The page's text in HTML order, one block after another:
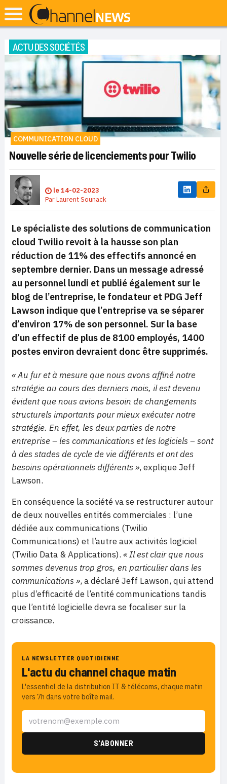
ACTU DES SOCIÉTÉS
COMMUNICATION CLOUD
Nouvelle série de licenciements pour Twilio
le14-02-2023
ParLaurent Sounack
Le spécialiste des solutions de communication
cloud Twilio revoit à la hausse son plan
réduction de 11% des effectifs annoncé en
septembre dernier. Dans un message adressé
au personnel lundi et publié également sur le
blog de l’entreprise, le fondateur et PDG Jeff
Lawson indique que l’entreprise va se séparer
d’environ 17% de son personnel. Sur la base
d’un effectif de plus de 8100 employés, 1400
postes environ devraient donc être supprimés.
« Au fur et à mesure que nous avons affiné notre
stratégie au cours des derniers mois, il est devenu
évident que nous avions besoin de changements
structurels importants pour mieux exécuter notre
stratégie. En effet, les deux parties de notre
entreprise – les communications et les logiciels – sont
à des stades de cycle de vie différents et ont des
besoins opérationnels différents », explique Jeff
Lawson.
En conséquence la société va se restructurer autour
de deux nouvelles entités commerciales : l’une
dédiée aux communications (Twilio
Communications) et l’autre aux activités logiciel
(Twilio Data & Applications). « Il est clair que nous
sommes devenus trop gros, en particulier dans les
communications », a déclaré Jeff Lawson, qui attend
plus d’efficacité de l’entité communications tandis
que l’entité logicielle devra se focaliser sur la
croissance.
LA NEWSLETTER QUOTIDIENNE
L'actu du channel chaque matin
L'essentiel de la distribution IT & télécoms, chaque matin
vers 7h dans votre boîte mail.